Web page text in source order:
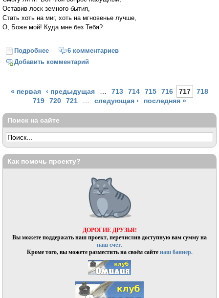
Оставив лоск земного бытия,
Стать хоть на миг, хоть на мгновенье лучше,
О, Боже мой! Куда мне без Тебя?
Подробнее о Смогу ли я?
6 комментариев
Добавить комментарий
Страницы
« первая ‹ предыдущая 713 714 715 716 717
718
719
720 721 следующая › последняя »
Поиск на сайте
Как помочь проекту?
ДОРОГИЕ ДРУЗЬЯ!
Вы можете поддержать наш проект, перечислив доступную вам сумму на
наш счёт.
Кроме того, вы можете разместить на своём сайтенаш баннер.